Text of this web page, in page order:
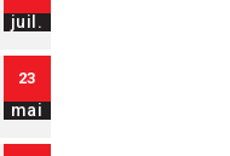
juil.
23
mai